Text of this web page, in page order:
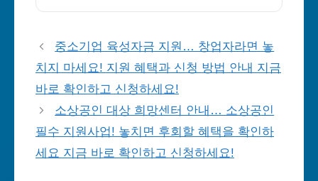
중소기업 육성자금 지원… 창업자라면 놓
치지 마세요! 지원 혜택과 신청 방법 안내 지금
바로 확인하고 신청하세요!
소상공인 대상 희망센터 안내… 소상공인
필수 지원사업! 놓치면 후회할 혜택을 확인하
세요 지금 바로 확인하고 신청하세요!